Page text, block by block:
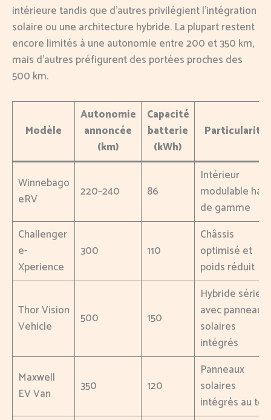
intérieure tandis que d’autres privilégient l’intégration
solaire ou une architecture hybride. La plupart restent
encore limités à une autonomie entre 200 et 350 km,
mais d’autres préfigurent des portées proches des
500 km.
Modèle
Autonomie
annoncée
(km)
Capacité
batterie
(kWh)
Particularité
Winnebago
eRV
220–240 86
Intérieur
modulable haut
de gamme
Challenger
e-
Xperience
300 110
Châssis
optimisé et
poids réduit
Thor Vision
Vehicle
500 150
Hybride série
avec panneaux
solaires
intégrés
Maxwell
EV Van
350 120
Panneaux
solaires
intégrés au toit